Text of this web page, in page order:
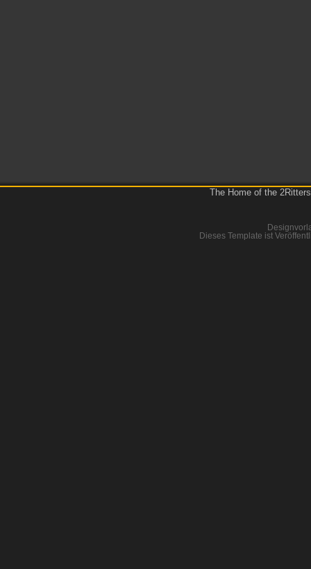
The Home of the
Dieses Template ist